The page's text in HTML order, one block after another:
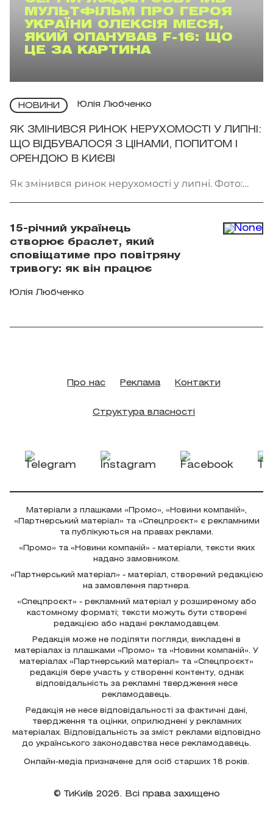
МУЛЬТФІЛЬМ ПРО ГЕРОЯ
УКРАЇНИ ОЛЕКСІЯ МЕСЯ,
ЯКИЙ ОПАНУВАВ F-16: ЩО
ЦЕ ЗА КАРТИНА
НОВИНИ Юлія Любченко
ЯК ЗМІНИВСЯ РИНОК НЕРУХОМОСТІ У ЛИПНІ:
ЩО ВІДБУВАЛОСЯ З ЦІНАМИ, ПОПИТОМ І
ОРЕНДОЮ В КИЄВІ
Як змінився ринок нерухомості у липні. Фото:
15-річний українець
створює браслет, який
сповіщатиме про повітряну
тривогу: як він працює
Юлія Любченко
Про нас Реклама Контакти
Структура власності
Матеріали з плашками «Промо», «Новини компаній»,
«Партнерський матеріал» та «Спецпроєкт» є рекламними
та публікуються на правах реклами.
«Промо» та «Новини компаній» - матеріали, тексти яких
надано замовником.
«Партнерський матеріал» - матеріал, створений редакцією
на замовлення партнера.
«Спецпроєкт» - рекламний матеріал у розширеному або
кастомному форматі; тексти можуть бути створені
редакцією або надані рекламодавцем.
Редакція може не поділяти погляди, викладені в
матеріалах із плашками «Промо» та «Новини компаній». У
матеріалах «Партнерський матеріал» та «Спецпроєкт»
редакція бере участь у створенні контенту, однак
відповідальність за рекламні твердження несе
рекламодавець.
Редакція не несе відповідальності за фактичні дані,
твердження та оцінки, оприлюднені у рекламних
матеріалах. Відповідальність за зміст реклами відповідно
до українського законодавства несе рекламодавець.
Онлайн-медіа призначене для осіб старших 18 років.
© ТиКиїв 2026. Всі права захищено